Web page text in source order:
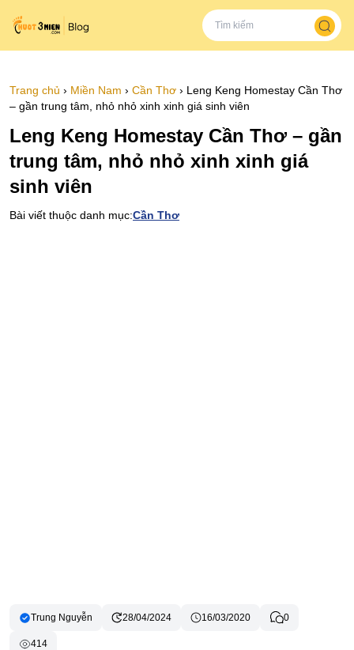
Trang chủ › Miền Nam › Cần Thơ › Leng Keng Homestay Cần Thơ
– gần trung tâm, nhỏ nhỏ xinh xinh giá sinh viên
Leng Keng Homestay Cần Thơ – gần
trung tâm, nhỏ nhỏ xinh xinh giá
sinh viên
Bài viết thuộc danh mục:Cần Thơ
Trung Nguyễn 28/04/2024 16/03/2020 0
414